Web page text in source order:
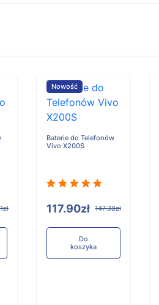
Nowość
Baterie do Telefonów
Vivo X200S
117.90zł 147.38zł
Do
koszyka